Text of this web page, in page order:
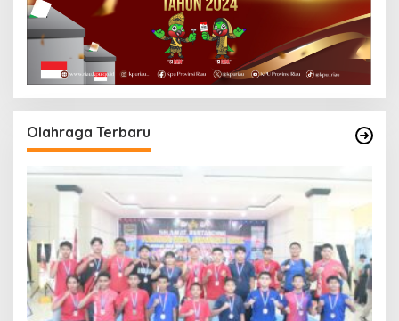
Olahraga Terbaru